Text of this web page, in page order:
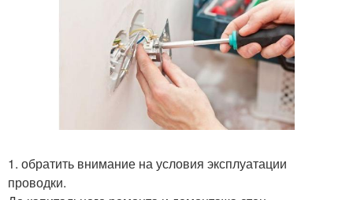
1. обратить внимание на условия эксплуатации
проводки.